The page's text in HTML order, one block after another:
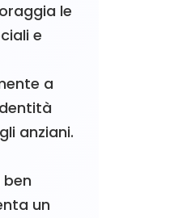
le
e
a
anziani.
un